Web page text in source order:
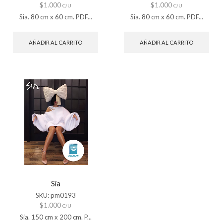
$1.000 C/U
Sia. 80 cm x 60 cm. PDF...
AÑADIR AL CARRITO
$1.000 C/U
Sia. 80 cm x 60 cm. PDF...
AÑADIR AL CARRITO
Sia
SKU:pm0193
$1.000 C/U
Sia. 150 cm x 200 cm. P...